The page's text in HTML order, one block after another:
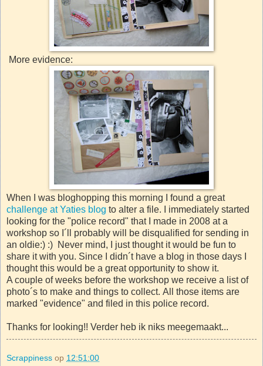
More evidence:
When I was bloghopping this morning I found a great
challenge at Yaties blog to alter a file. I immediately started
looking for the "police record" that I made in 2008 at a
workshop so I´ll probably will be disqualified for sending in
an oldie:) :) Never mind, I just thought it would be fun to
share it with you. Since I didn´t have a blog in those days I
thought this would be a great opportunity to show it.
A couple of weeks before the workshop we receive a list of
photo´s to make and things to collect. All those items are
marked "evidence" and filed in this police record.
Thanks for looking!! Verder heb ik niks meegemaakt...
Scrappiness op 12:51:00